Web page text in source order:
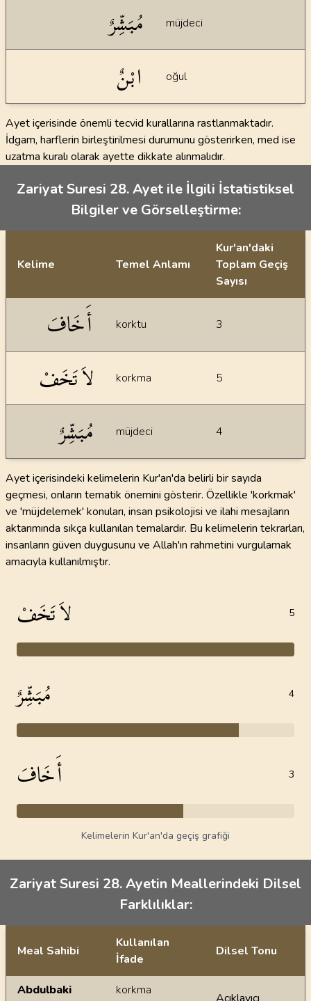
مُبَشِّرٌ müjdeci
ابْنٌ oğul
Ayet içerisinde önemli tecvid kurallarına rastlanmaktadır.
İdgam, harflerin birleştirilmesi durumunu gösterirken, med ise
uzatma kuralı olarak ayette dikkate alınmalıdır.
Zariyat Suresi 28. Ayet ile İlgili İstatistiksel
Bilgiler ve Görselleştirme:
Kelime Temel Anlamı
Kur'an'daki
Toplam Geçiş
Sayısı
أَخَافَ korktu 3
لاَ تَخَفْ korkma 5
مُبَشِّرٌ müjdeci 4
Ayet içerisindeki kelimelerin Kur'an'da belirli bir sayıda
geçmesi, onların tematik önemini gösterir. Özellikle 'korkmak'
ve 'müjdelemek' konuları, insan psikolojisi ve ilahi mesajların
aktarımında sıkça kullanılan temalardır. Bu kelimelerin tekrarları,
insanların güven duygusunu ve Allah'ın rahmetini vurgulamak
amacıyla kullanılmıştır.
لاَ تَخَفْ 5
مُبَشِّرٌ 4
أَخَافَ 3
Kelimelerin Kur'an'da geçiş grafiği
Zariyat Suresi 28. Ayetin Meallerindeki Dilsel
Farklılıklar:
Ayetin meallerindeki dilsel farklılıklar
Meal Sahibi
Kullanılan
İfade
Dilsel Tonu
Abdulbaki
korkma